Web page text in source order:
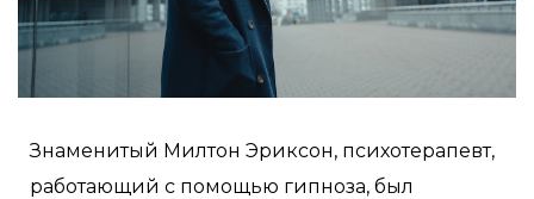
Знаменитый Милтон Эриксон, психотерапевт,
работающий с помощью гипноза, был